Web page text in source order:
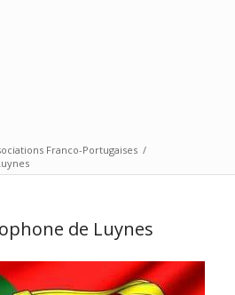
Franco-Portugaises /
de Luynes